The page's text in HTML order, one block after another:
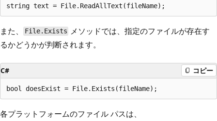
また、 File.Exists メソッドでは、指定のファイルが存在す
るかどうかが判断されます。
C# コピー
各プラットフォームのファイル パスは、